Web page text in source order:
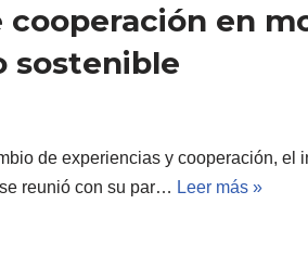
en
sostenible
de experiencias y cooperación, el
reunió con su par… Leer más »